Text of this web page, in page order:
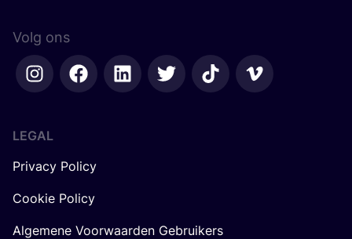
Volg ons
LEGAL
Privacy Policy
Cookie Policy
Algemene Voorwaarden Gebruikers